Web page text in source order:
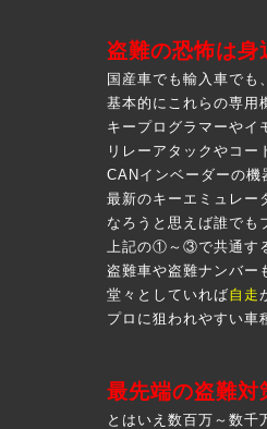
盗難の恐怖は
国産車でも輸入車でも
基本的にこれらの専用
キープログラマーやイ
リレーアタックやコー
CANインベーダーの機
最新のキーエミュレー
なろうと思えば誰でも
上記の①～③で共通す
盗難車や盗難ナンバー
堂々としていれば自走
プロに狙われやすい車
最先端の盗難
とはいえ数百万～数千